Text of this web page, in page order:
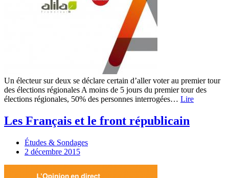
Un électeur sur deux se déclare certain d’aller voter au premier tour
des élections régionales A moins de 5 jours du premier tour des
élections régionales, 50% des personnes interrogées… Lire
Les Français et le front républicain
Études & Sondages
2 décembre 2015